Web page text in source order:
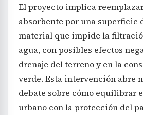
El proyecto implica
absorbente por una superficie
material que impide la
agua, con posibles efectos
drenaje del terreno y en la
verde. Esta intervención abre
debate sobre cómo equilibrar
urbano con la protección del